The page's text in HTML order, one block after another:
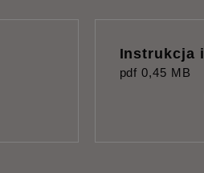
Instrukcja
pdf 0,45 MB